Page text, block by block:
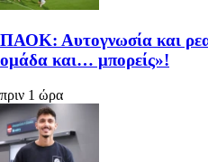
ΠΑΟΚ: Αυτογνωσία και
ομάδα και… μπορείς»!
πριν 1 ώρα